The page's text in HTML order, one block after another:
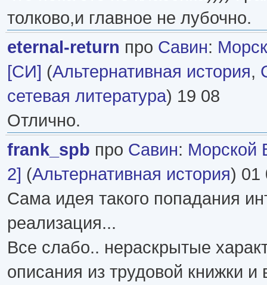
толково,и главное не лубочно.
eternal-return про Савин:
[СИ] (Альтернативная история,
сетевая литература) 19 08
Отлично.
frank_spb про Савин: Морской
2] (Альтернативная история) 01
Сама идея такого попадания
реализация...
Все слабо.. нераскрытые
описания из трудовой книжки и